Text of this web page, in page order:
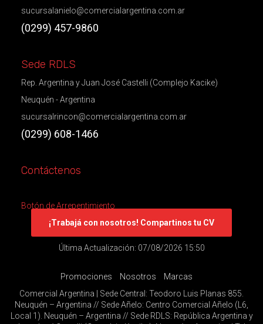
sucursalanielo@comercialargentina.com.ar
(0299) 457-9860
Sede RDLS
Rep. Argentina y Juan José Castelli (Complejo Kacike)
Neuquén - Argentina
sucursalrincon@comercialargentina.com.ar
(0299) 608-1466
Contáctenos
Botón de Arrepentimiento
¡Trabajá con nosotros! Compartinos tu CV
Última Actualización: 07/08/2026 15:50
Promociones Nosotros
Marcas
Comercial Argentina | Sede Central: Teodoro Luis Planas 855.
Neuquén – Argentina // Sede Añelo: Centro Comercial Añelo (L6,
Local 1). Neuquén – Argentina // Sede RDLS: República Argentina y